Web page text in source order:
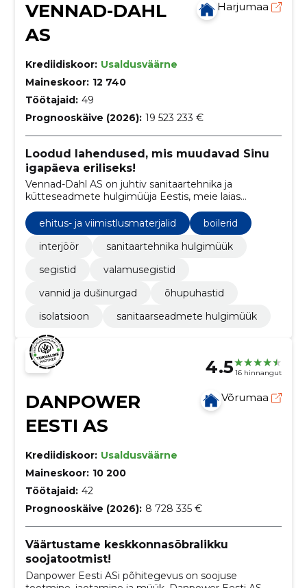
VENNAD-DAHL
AS
Harjumaa
Krediidiskoor: Usaldusväärne
Maineskoor: 12 740
Töötajaid: 49
Prognooskäive (2026): 19 523 233 €
Loodud lahendused, mis muudavad Sinu
igapäeva eriliseks!
Vennad-Dahl AS on juhtiv sanitaartehnika ja
kütteseadmete hulgimüüja Eestis, meie laias
tootevalikus on kõik vajalikud lahendused nii
erakliendi kui ka professionaalse ehitaja jaoks.
ehitus- ja viimistlusmaterjalid
boilerid
interjöör
sanitaartehnika hulgimüük
segistid
valamusegistid
vannid ja dušinurgad
õhupuhastid
isolatsioon
sanitaarseadmete hulgimüük
4.5 16 hinnangut
DANPOWER
EESTI AS
Võrumaa
Krediidiskoor: Usaldusväärne
Maineskoor: 10 200
Töötajaid: 42
Prognooskäive (2026): 8 728 335 €
Väärtustame keskkonnasõbralikku
soojatootmist!
Danpower Eesti ASi põhitegevus on soojuse